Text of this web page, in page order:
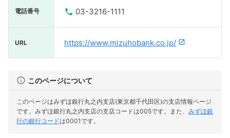
電話番号 03-3216-1111
URL https://www.mizuhobank.co.jp/
このページについて
このページはみずほ銀行丸之内支店(東京都千代田区)の支店情報ページ
です。 みずほ銀行丸之内支店の支店コードは005です。 また、 みずほ銀
行の銀行コードは0001です。